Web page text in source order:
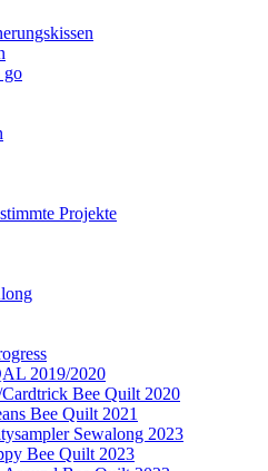
go
Projekte
2019/2020
Bee Quilt 2020
Bee Quilt 2021
Sewalong 2023
Bee Quilt 2023